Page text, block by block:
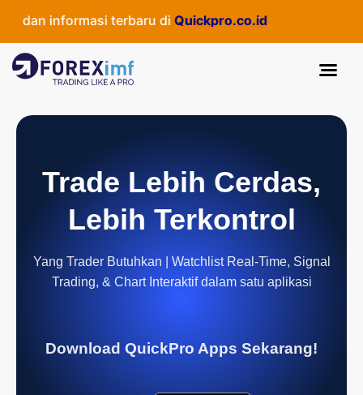
informasi terbaru diQuickpro.co.id
Trade Lebih Cerdas,
Lebih Terkontrol
Yang Trader Butuhkan | Watchlist Real-Time, Signal
Trading, & Chart Interaktif dalam satu aplikasi
Download QuickPro Apps Sekarang!